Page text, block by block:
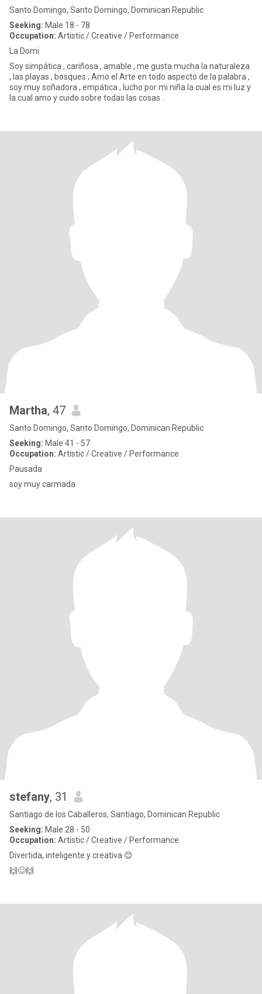
Santo Domingo, Santo Domingo, Dominican Republic
Seeking: Male 18 - 78
Occupation: Artistic / Creative / Performance
La Domi
Soy simpática , cariñosa , amable , me gusta mucha la naturaleza
, las playas , bosques ; Amo el Arte en todo aspecto de la palabra ,
soy muy soñadora , empática , lucho por mi niña la cual es mi luz y
la cual amo y cuido sobre todas las cosas .
Martha, 47
Santo Domingo, Santo Domingo, Dominican Republic
Seeking: Male 41 - 57
Occupation: Artistic / Creative / Performance
Pausada
soy muy carmada
stefany, 31
Santiago de los Caballeros, Santiago, Dominican Republic
Seeking: Male 28 - 50
Occupation: Artistic / Creative / Performance
Divertida, inteligente y creativa 😊
🙌😊🙌